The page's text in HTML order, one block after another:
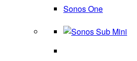
Sonos One